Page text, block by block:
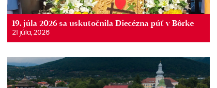
19. júla 2026 sa uskutočnila Diecézna púť v Bôrke
21 júla, 2026